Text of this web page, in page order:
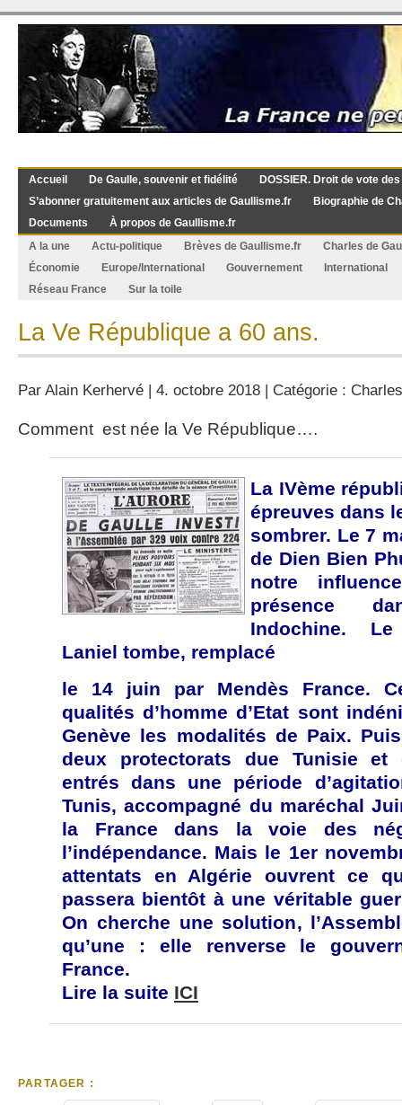
Accueil De Gaulle, souvenir et fidélité
DOSSIER. Droit de vote
S’abonner gratuitement aux articles de Gaullisme.fr
Biographie de
Documents
À propos de Gaullisme.fr
A la une
Actu-politique Brèves de Gaullisme.fr
Charles de
Économie
Europe/International Gouvernement
International
Réseau France
Sur la toile
La Ve République a 60 ans.
Par Alain Kerhervé | 4. octobre 2018 | Catégorie :
Comment est née la Ve République….
La IVème
épreuves dans
sombrer. Le 7
de Dien Bien
notre
présence
Indochine. Le
Laniel tombe, remplacé
le 14 juin par Mendès France.
qualités d’homme d’Etat sont
Genève les modalités de Paix.
deux protectorats due Tunisie et
entrés dans une période
Tunis, accompagné du maréchal
la France dans la voie des
l’indépendance. Mais le 1er
attentats en Algérie ouvrent ce
passera bientôt à une véritable
On cherche une solution,
qu’une : elle renverse le
France.
Lire la suite ICI
PARTAGER :